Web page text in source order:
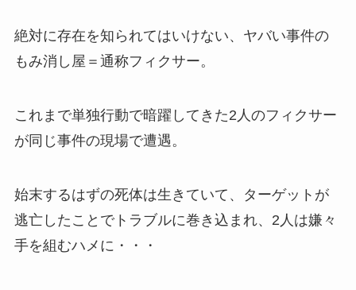
絶対に存在を知られてはいけない、ヤバい事件の
もみ消し屋＝通称フィクサー。
これまで単独行動で暗躍してきた2人のフィクサー
が同じ事件の現場で遭遇。
始末するはずの死体は生きていて、ターゲットが
逃亡したことでトラブルに巻き込まれ、2人は嫌々
手を組むハメに・・・